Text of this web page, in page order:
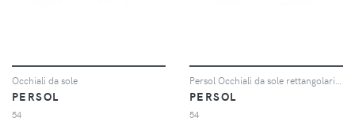
Occhiali da sole
PERSOL
54
PERSOL
54